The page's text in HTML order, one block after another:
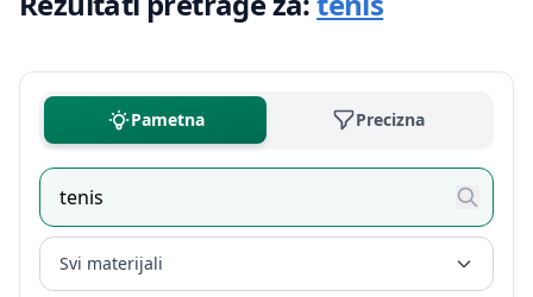
Pametna Precizna
Svi materijali